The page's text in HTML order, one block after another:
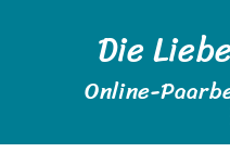
Die
Online-